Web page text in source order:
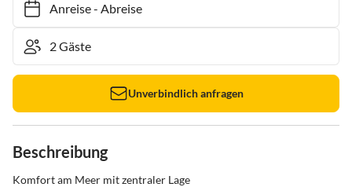
Anreise- Abreise
Unverbindlich anfragen
Beschreibung
Komfort am Meer mit zentraler Lage